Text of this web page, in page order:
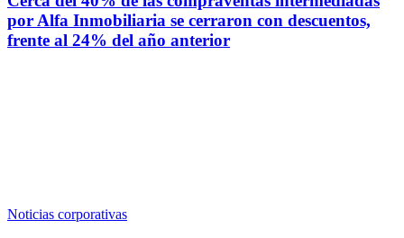
por Alfa Inmobiliaria se cerraron con descuentos,
frente al 24% del año anterior
Noticias corporativas